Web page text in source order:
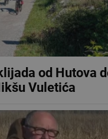
od Hutova
Vuletića